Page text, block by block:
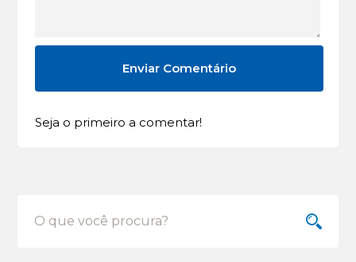
Seja o primeiro a comentar!